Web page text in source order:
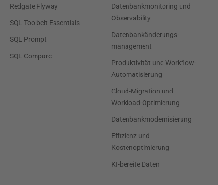
Redgate Flyway
SQL Toolbelt Essentials
SQL Prompt
SQL Compare
Datenbankmonitoring und
Observability
Datenbankänderungs-
management
Produktivität und Workflow-
Automatisierung
Cloud-Migration und
Workload-Optimierung
Datenbankmodernisierung
Effizienz und
Kostenoptimierung
KI-bereite Daten